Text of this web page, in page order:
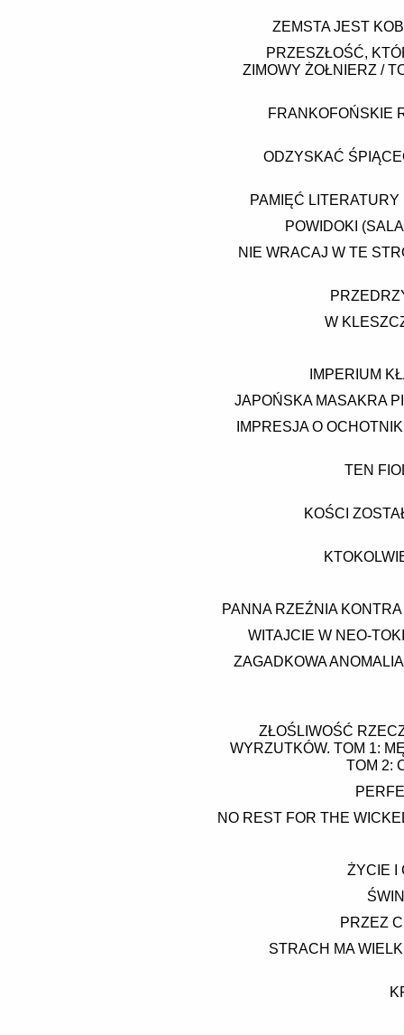
ZEMSTA JEST
PRZESZŁOŚĆ,
ZIMOWY ŻOŁNIERZ /
FRANKOFOŃSKIE
ODZYSKAĆ
PAMIĘĆ
POWIDOKI
NIE WRACAJ W TE
W
IMPERIUM
JAPOŃSKA MASAKRA
IMPRESJA O
TEN
KOŚCI
PANNA RZEŹNIA
WITAJCIE W NEO-
ZAGADKOWA
ZŁOŚLIWOŚĆ
WYRZUTKÓW. TOM 1:
TOM 2:
NO REST FOR THE
ŻYCIE I
PRZEZ
STRACH MA